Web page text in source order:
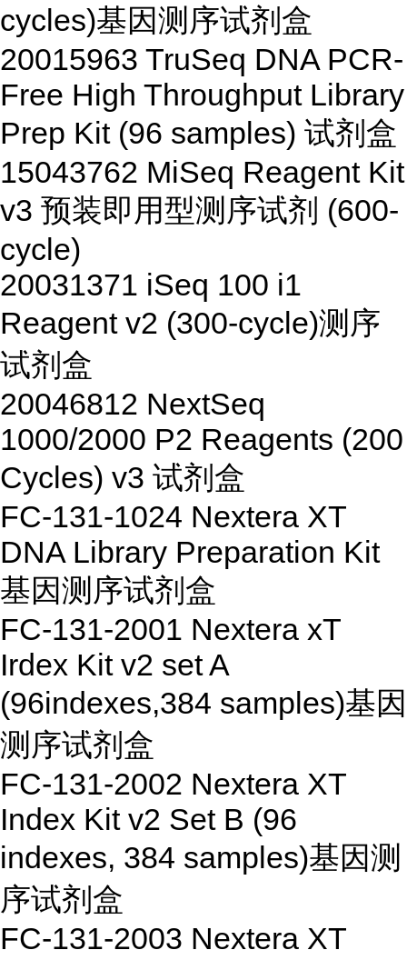
cycles)基因测序试剂盒
20015963 TruSeq DNA PCR-
Free High Throughput Library
Prep Kit (96 samples) 试剂盒
15043762 MiSeq Reagent Kit
v3 预装即用型测序试剂 (600-
cycle)
20031371 iSeq 100 i1
Reagent v2 (300-cycle)测序
试剂盒
20046812 NextSeq
1000/2000 P2 Reagents (200
Cycles) v3 试剂盒
FC-131-1024 Nextera XT
DNA Library Preparation Kit
基因测序试剂盒
FC-131-2001 Nextera xT
Irdex Kit v2 set A
(96indexes,384 samples)基因
测序试剂盒
FC-131-2002 Nextera XT
Index Kit v2 Set B (96
indexes, 384 samples)基因测
序试剂盒
FC-131-2003 Nextera XT